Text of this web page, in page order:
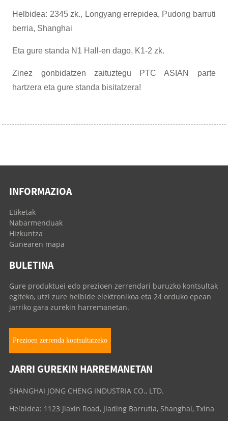
Helbidea: 2345 zk., Longyang errepidea, Pudong barruti
berria, Shanghai
Eta gure standa N1 Hall-en dago, K1-2 zk.
Zinez gonbidatzen zaituztegu PTC ASIAN parte
hartzera eta gure standa bisitatzera!
INFORMAZIOA
Etiketak
Nabarmenduak
Hizkuntza
Gunearen mapa
BULETINA
Gure produktuei edo prezioen zerrendari buruzko kontsultak
egiteko, utzi zure helbide elektronikoa eta 24 orduko epean
jarriko gara zurekin harremanetan.
Prezioen zerrenda kontsultatzeko
JARRI GUREKIN HARREMANETAN
SHANGHAI JONG CHENG INDUSTRIA CO., LTD.
Helbidea: 1123 Jiaxin Road, Jiading Barrutia, Shanghai, Txina